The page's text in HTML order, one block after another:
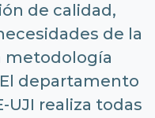
de calidad,
de la
metodología
departamento
UJI realiza todas